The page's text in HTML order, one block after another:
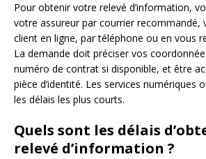
Pour obtenir votre relevé d’information,
votre assureur par courrier recommandé,
client en ligne, par téléphone ou en vous
La demande doit préciser vos
numéro de contrat si disponible, et être
pièce d’identité. Les services numériques
les délais les plus courts.
Quels sont les délais
relevé d’information ?